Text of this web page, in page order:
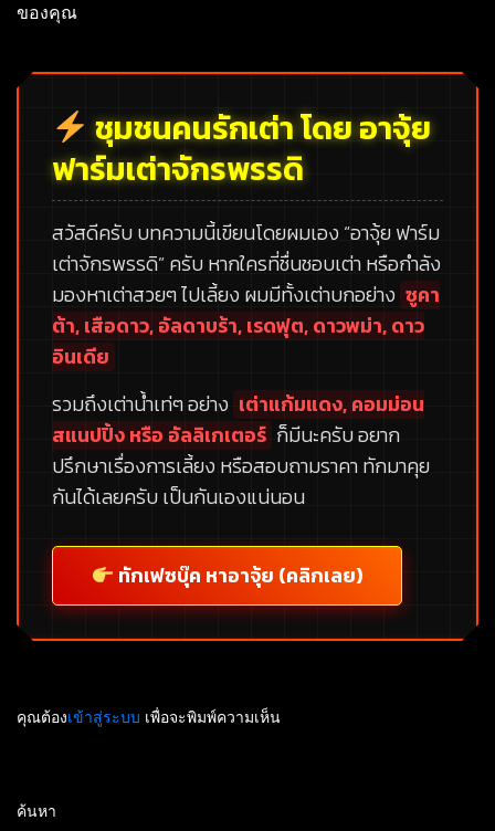
ของคุณ
ชุมชนคนรักเต่า โดย อาจุ้ย
ฟาร์มเต่าจักรพรรดิ
สวัสดีครับ บทความนี้เขียนโดยผมเอง “อาจุ้ย ฟาร์ม
เต่าจักรพรรดิ”ครับ หากใครที่ชื่นชอบเต่า หรือกำลัง
มองหาเต่าสวยๆ ไปเลี้ยง ผมมีทั้งเต่าบกอย่าง ซูคา
ต้า, เสือดาว, อัลดาบร้า, เรดฟุต, ดาวพม่า, ดาว
อินเดีย
รวมถึงเต่าน้ำเท่ๆ อย่าง เต่าแก้มแดง, คอมม่อน
สแนปปิ้ง หรือ อัลลิเกเตอร์ ก็มีนะครับ อยาก
ปรึกษาเรื่องการเลี้ยง หรือสอบถามราคา ทักมาคุย
กันได้เลยครับ เป็นกันเองแน่นอน
ทักเฟซบุ๊ค หาอาจุ้ย (คลิกเลย)
คุณต้องเข้าสู่ระบบ เพื่อจะพิมพ์ความเห็น
ค้นหา